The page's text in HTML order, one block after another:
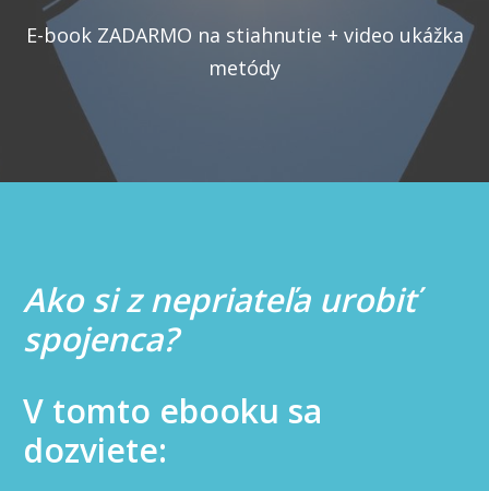
E-book ZADARMO na stiahnutie + video ukážka
metódy
Ako si z nepriateľa urobiť
spojenca?
V tomto ebooku sa
dozviete: